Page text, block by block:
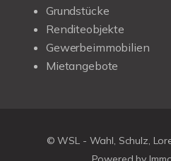
Grundstücke
Renditeobjekte
Gewerbeimmobilien
Mietangebote
© WSL - Wahl, Schulz,